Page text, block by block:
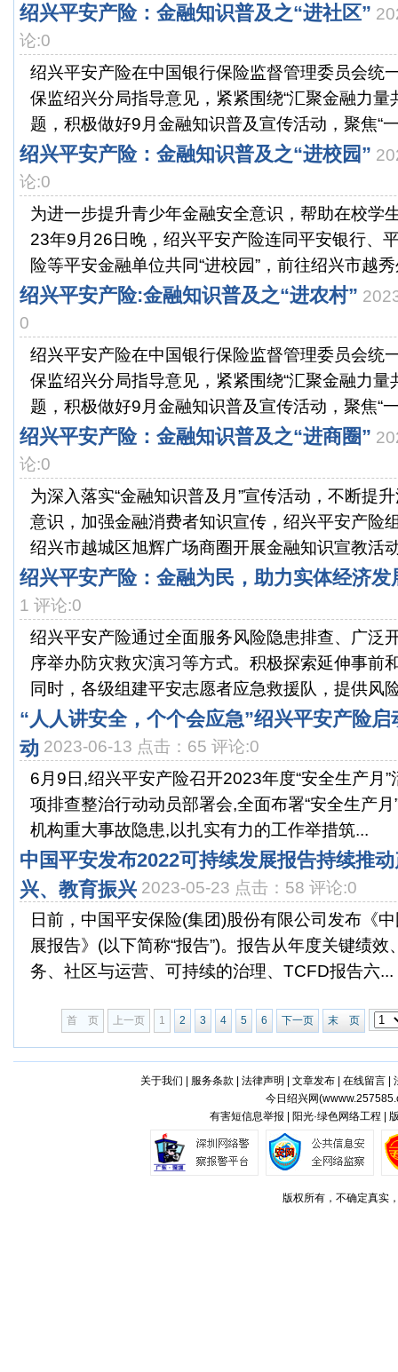
绍兴平安产险：金融知识普及之“进社区”
论:0
绍兴平安产险在中国银行保险监督管理委员会统
保监绍兴分局指导意见，紧紧围绕“汇聚金融力量
题，积极做好9月金融知识普及宣传活动，聚焦“
绍兴平安产险：金融知识普及之“进校园”
论:0
为进一步提升青少年金融安全意识，帮助在校学
23年9月26日晚，绍兴平安产险连同平安银行、
险等平安金融单位共同“进校园”，前往绍兴市越
绍兴平安产险:金融知识普及之“进农村”
0
绍兴平安产险在中国银行保险监督管理委员会统
保监绍兴分局指导意见，紧紧围绕“汇聚金融力量
题，积极做好9月金融知识普及宣传活动，聚焦“
绍兴平安产险：金融知识普及之“进商圈”
论:0
为深入落实“金融知识普及月”宣传活动，不断提
意识，加强金融消费者知识宣传，绍兴平安产险
绍兴市越城区旭辉广场商圈开展金融知识宣教活
绍兴平安产险：金融为民，助力实体经济发
1 评论:0
绍兴平安产险通过全面服务风险隐患排查、广泛
序举办防灾救灾演习等方式。积极探索延伸事前
同时，各级组建平安志愿者应急救援队，提供风
“人人讲安全，个个会应急”绍兴平安产险
动 2023-06-13 点击：65 评论:0
6月9日,绍兴平安产险召开2023年度“安全生产月
项排查整治行动动员部署会,全面布署“安全生产
机构重大事故隐患,以扎实有力的工作举措筑...
中国平安发布2022可持续发展报告持续推
兴、教育振兴 2023-05-23 点击：58 评论:0
日前，中国平安保险(集团)股份有限公司发布《
展报告》(以下简称“报告”)。报告从年度关键绩
务、社区与运营、可持续的治理、TCFD报告六...
首 页 上一页 1 2 3 4 5 6 下一页 末 页
关于我们 服务条款 法律声明 文章发布| 在线留言|
今日绍兴网(
有害短信息举报 | 阳光·绿色网络工程 |
版权所有，不确定真实